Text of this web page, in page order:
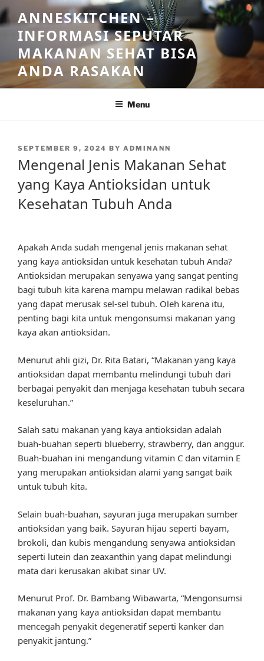
Skip
to
content
ANNESKITCHEN –
INFORMASI SEPUTAR
MAKANAN SEHAT BISA
ANDA RASAKAN
Menu
POSTED
SEPTEMBER 9, 2024 BY ADMINANN
Mengenal Jenis Makanan Sehat
yang Kaya Antioksidan untuk
Kesehatan Tubuh Anda
Apakah Anda sudah mengenal jenis makanan sehat
yang kaya antioksidan untuk kesehatan tubuh Anda?
Antioksidan merupakan senyawa yang sangat penting
bagi tubuh kita karena mampu melawan radikal bebas
yang dapat merusak sel-sel tubuh. Oleh karena itu,
penting bagi kita untuk mengonsumsi makanan yang
kaya akan antioksidan.
Menurut ahli gizi, Dr. Rita Batari, “Makanan yang kaya
antioksidan dapat membantu melindungi tubuh dari
berbagai penyakit dan menjaga kesehatan tubuh secara
keseluruhan.”
Salah satu makanan yang kaya antioksidan adalah
buah-buahan seperti blueberry, strawberry, dan anggur.
Buah-buahan ini mengandung vitamin C dan vitamin E
yang merupakan antioksidan alami yang sangat baik
untuk tubuh kita.
Selain buah-buahan, sayuran juga merupakan sumber
antioksidan yang baik. Sayuran hijau seperti bayam,
brokoli, dan kubis mengandung senyawa antioksidan
seperti lutein dan zeaxanthin yang dapat melindungi
mata dari kerusakan akibat sinar UV.
Menurut Prof. Dr. Bambang Wibawarta, “Mengonsumsi
makanan yang kaya antioksidan dapat membantu
mencegah penyakit degeneratif seperti kanker dan
penyakit jantung.”